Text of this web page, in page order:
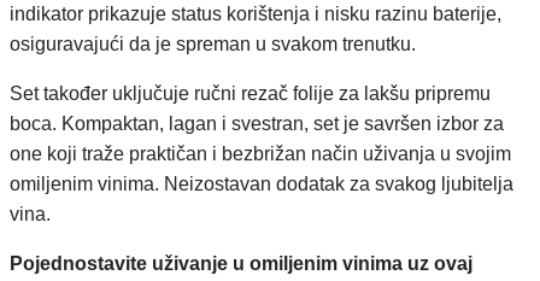
indikator prikazuje status korištenja i nisku razinu baterije,
osiguravajući da je spreman u svakom trenutku.
Set također uključuje ručni rezač folije za lakšu pripremu
boca. Kompaktan, lagan i svestran, set je savršen izbor za
one koji traže praktičan i bezbrižan način uživanja u svojim
omiljenim vinima. Neizostavan dodatak za svakog ljubitelja
vina.
Pojednostavite uživanje u omiljenim vinima uz ovaj